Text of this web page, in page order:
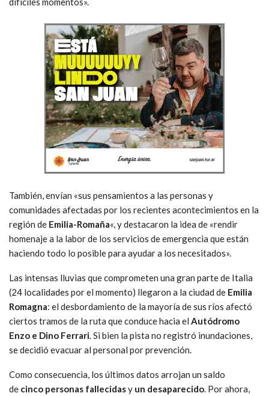
También, envían «sus pensamientos a las personas y
comunidades afectadas por los recientes acontecimientos en la
región de Emilia-Romaña«, y destacaron la idea de «rendir
homenaje a la labor de los servicios de emergencia que están
haciendo todo lo posible para ayudar a los necesitados».
Las intensas lluvias que comprometen una gran parte de Italia
(24 localidades por el momento) llegaron a la ciudad de Emilia
Romagna: el desbordamiento de la mayoría de sus ríos afectó
ciertos tramos de la ruta que conduce hacia el Autódromo
Enzo e Dino Ferrari. Si bien la pista no registró inundaciones,
se decidió evacuar al personal por prevención.
Como consecuencia, los últimos datos arrojan un saldo
de cinco personas fallecidasy un desaparecido. Por ahora,